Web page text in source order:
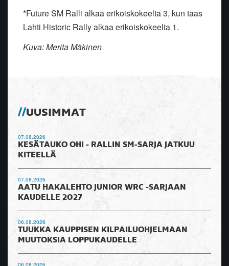
*Future SM Ralli alkaa erikoiskokeelta 3, kun taas
Lahti Historic Rally alkaa erikoiskokeelta 1.
Kuva: Merita Mäkinen
UUSIMMAT
07.08.2026
KESÄTAUKO OHI - RALLIN SM-SARJA JATKUU
KITEELLÄ
07.08.2026
AATU HAKALEHTO JUNIOR WRC -SARJAAN
KAUDELLE 2027
06.08.2026
TUUKKA KAUPPISEN KILPAILUOHJELMAAN
MUUTOKSIA LOPPUKAUDELLE
06.08.2026